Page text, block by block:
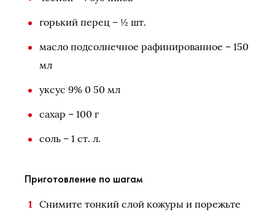
горький перец – ½ шт.
масло подсолнечное рафинированное – 150
мл
уксус 9% 0 50 мл
сахар – 100 г
соль – 1 ст. л.
Приготовление по шагам
Снимите тонкий слой кожуры и порежьте